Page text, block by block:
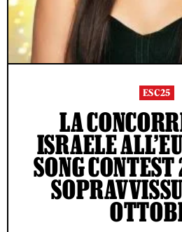
ESC25
LA
ISRAELE
SONG